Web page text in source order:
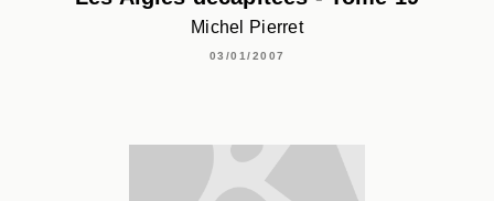
Michel Pierret
03/01/2007